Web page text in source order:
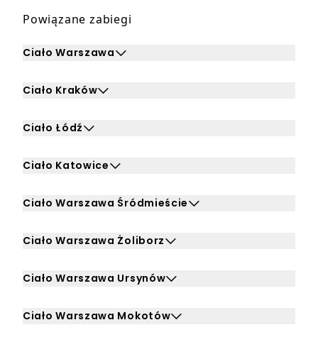
Powiązane zabiegi
Ciało Warszawa
Kliknij, aby rozwinąć i zobaczyć zabiegi dla Ciało
Ciało Kraków
Kliknij, aby rozwinąć i zobaczyć zabiegi dla Ciało Kraków
Ciało Łódź
Kliknij, aby rozwinąć i zobaczyć zabiegi dla Ciało Łódź
Ciało Katowice
Kliknij, aby rozwinąć i zobaczyć zabiegi dla Ciało
Ciało Warszawa Śródmieście
Kliknij, aby rozwinąć i zobaczyć zabiegi dla Ciało
Ciało Warszawa Żoliborz
Kliknij, aby rozwinąć i zobaczyć zabiegi dla Ciało
Ciało Warszawa Ursynów
Kliknij, aby rozwinąć i zobaczyć zabiegi dla Ciało
Ciało Warszawa Mokotów
Kliknij, aby rozwinąć i zobaczyć zabiegi dla Ciało